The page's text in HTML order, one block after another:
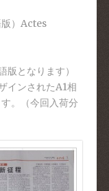
）Actes
となります）
インされたA1相
。（今回入荷分